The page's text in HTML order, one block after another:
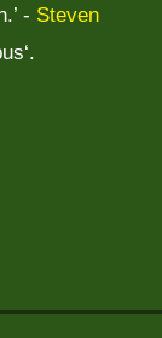
- Steven